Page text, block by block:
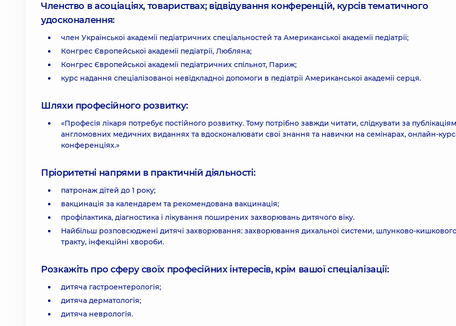
Членство в асоціаціях, товариствах; відвідування конференцій, курсів тематичного
удосконалення:
член Української академії педіатричних спеціальностей та Американської академії педіатрії;
Конгрес Європейської академії педіатрії, Любляна;
Конгрес Європейської академії педіатричних спільнот, Париж;
курс надання спеціалізованої невідкладної допомоги в педіатрії Американської академії серця.
Шляхи професійного розвитку:
«Професія лікаря потребує постійного розвитку. Тому потрібно завжди читати, слідкувати за
англомовних медичних виданнях та вдосконалювати свої знання та навички на семінарах, онлайн-
конференціях.»
Пріоритетні напрями в практичній діяльності:
патронаж дітей до 1 року;
вакцинація за календарем та рекомендована вакцинація;
профілактика, діагностика і лікування поширених захворювань дитячого віку.
Найбільш розповсюджені дитячі захворювання: захворювання дихальної системи, шлунково-
тракту, інфекційні хвороби.
Розкажіть про сферу своїх професійних інтересів, крім вашої спеціалізації:
дитяча гастроентерологія;
дитяча дерматологія;
дитяча неврологія.